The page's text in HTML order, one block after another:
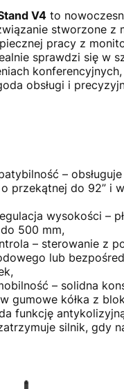
V4 to
stworzone z
pracy z
sprawdzi się w
obsługi i
–
przekątnej do 92” i
wysokości –
500 mm,
– sterowanie z
lub
– solidna
gumowe kółka z
funkcję
silnik, gdy